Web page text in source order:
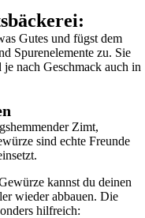
Gutes und fügst dem
Spurenelemente zu. Sie
nach Geschmack auch in
Zimt,
sind echte Freunde
kannst du deinen
wieder abbauen. Die
hilfreich: